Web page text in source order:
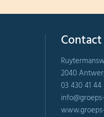
Contact
2040
03 430 41 44